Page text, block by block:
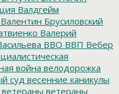
Валдгейм
Валентин Брусиловский
Валерий
ВВО ВВП Вебер
война велодорожка
суд весенние каникулы
ветераны ветераны